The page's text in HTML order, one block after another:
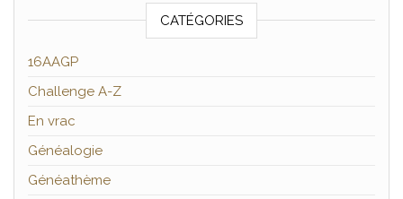
CATÉGORIES
16AAGP
Challenge A-Z
En vrac
Généalogie
Généathème